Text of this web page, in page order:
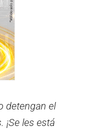
detengan el
les está